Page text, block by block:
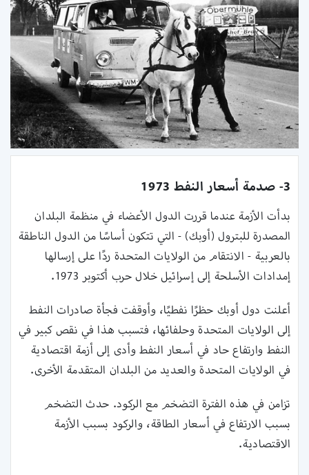
3- صدمة أسعار النفط 1973
بدأت الأزمة عندما قررت الدول الأعضاء في منظمة البلدان
المصدرة للبترول (أوبك) - التي تتكون أساسًا من الدول الناطقة
بالعربية - الانتقام من الولايات المتحدة ردًا على إرسالها
إمدادات الأسلحة إلى إسرائيل خلال حرب أكتوبر 1973.
أعلنت دول أوبك حظرًا نفطيًا، وأوقفت فجأة صادرات النفط
إلى الولايات المتحدة وحلفائها، فتسبب هذا في نقص كبير في
النفط وارتفاع حاد في أسعار النفط وأدى إلى أزمة اقتصادية
في الولايات المتحدة والعديد من البلدان المتقدمة الأخرى.
تزامن في هذه الفترة التضخم مع الركود. حدث التضخم
بسبب الارتفاع في أسعار الطاقة، والركود بسبب الأزمة
الاقتصادية.